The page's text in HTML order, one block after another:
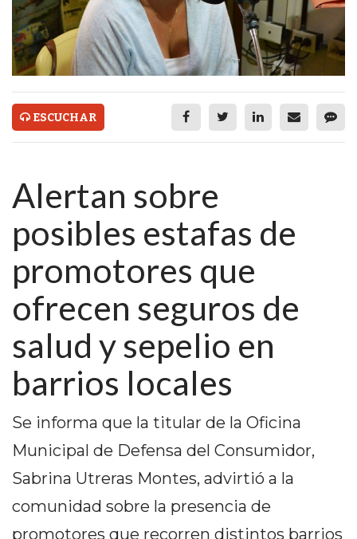
HORÓSCOPO
QUÉ ES
CÓMO FUNCIONA: CREAR
PEDIDOS POR WHATSAPP
TIENDA ONLINE GRATIS
CHANGUITO.COM.AR VS
OTRAS PLATAFORMAS DE
VENTA POR WHATSAPP
CÓMO RECIBIR PEDIDOS
DE COMIDA POR
WHATSAPP: LA GUÍA
DEFINITIVA PARA
RESTAURANTES Y
ESCUCHAR
Alertan sobre
posibles estafas de
promotores que
ofrecen seguros de
salud y sepelio en
barrios locales
Se informa que la titular de la Oficina
Municipal de Defensa del Consumidor,
Sabrina Utreras Montes, advirtió a la
comunidad sobre la presencia de
promotores que recorren distintos barrios